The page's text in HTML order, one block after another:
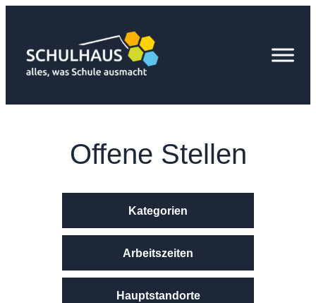
springen
Offene Stellen
Kategorien
Arbeitszeiten
Hauptstandorte